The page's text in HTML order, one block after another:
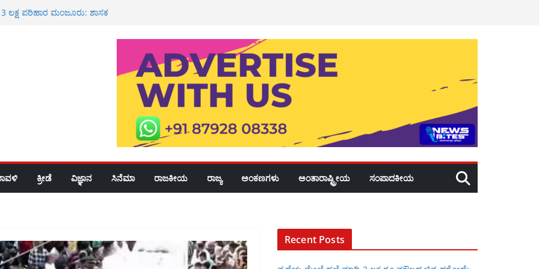
3 ಲಕ್ಷ ಪರಿಹಾರ ಮಂಜೂರು: ಶಾಸಕ
ಪಿಯು ಕಾಲೇಜುಗಳಿಗೆ ರಜೆ
ಮೃತ್ಯು: ಕುಟುಂಬಕ್ಕೆ 3 ಲಕ್ಷ ರೂ
ಕ್ರೀಡೆ ವಿಜ್ಞಾನ ಸಿನೆಮಾ ರಾಜಕೀಯ ರಾಜ್ಯ ಅಂಕಣಗಳು ಅಂತಾರಾಷ್ಟ್ರೀಯ ಸಂಪಾದಕೀಯ
Recent Posts